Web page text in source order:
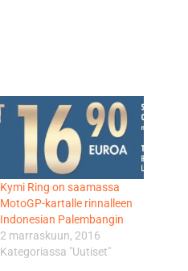
Kymi Ring on saamassa
MotoGP-kartalle rinnalleen
Indonesian Palembangin
2 marraskuun, 2016
Kategoriassa "Uutiset"